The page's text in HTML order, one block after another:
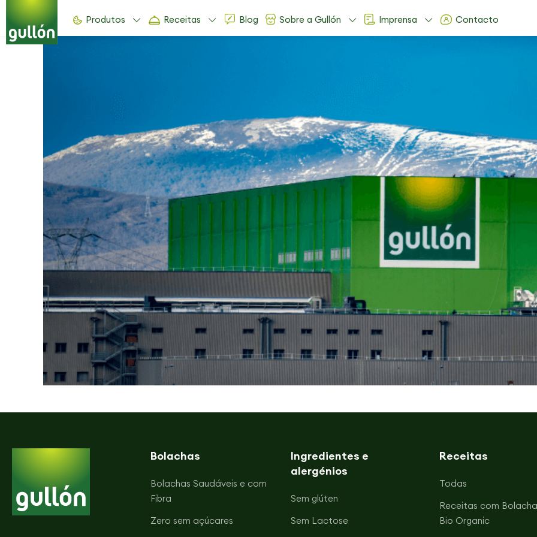
Produtos Receitas Blog Sobre a Gullón Imprensa Contacto
Bolachas
Bolachas Saudáveis e com
Fibra
Zero sem açúcares
Ingredientes e
alergénios
Sem glúten
Sem Lactose
Receitas
Todas
Receitas com
Bio Organic